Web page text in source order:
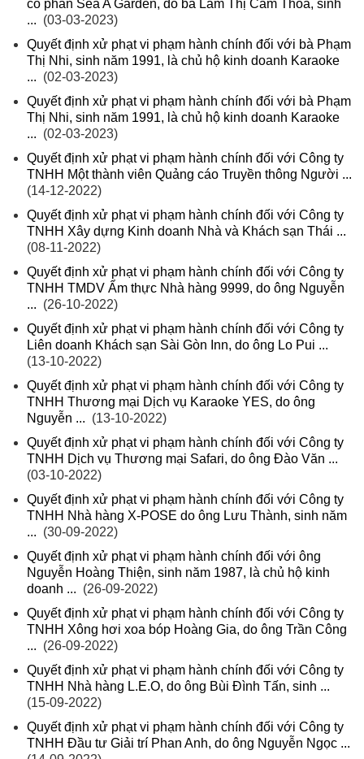
cổ phần Sea A Garden, do bà Lâm Thị Cẩm Thoa, sinh
... (03-03-2023)
Quyết định xử phạt vi phạm hành chính đối với bà Phạm
Thị Nhi, sinh năm 1991, là chủ hộ kinh doanh Karaoke
... (02-03-2023)
Quyết định xử phạt vi phạm hành chính đối với bà Phạm
Thị Nhi, sinh năm 1991, là chủ hộ kinh doanh Karaoke
... (02-03-2023)
Quyết định xử phạt vi phạm hành chính đối với Công ty
TNHH Một thành viên Quảng cáo Truyền thông Người ...
(14-12-2022)
Quyết định xử phạt vi phạm hành chính đối với Công ty
TNHH Xây dựng Kinh doanh Nhà và Khách sạn Thái ...
(08-11-2022)
Quyết định xử phạt vi phạm hành chính đối với Công ty
TNHH TMDV Ẩm thực Nhà hàng 9999, do ông Nguyễn
... (26-10-2022)
Quyết định xử phạt vi phạm hành chính đối với Công ty
Liên doanh Khách sạn Sài Gòn Inn, do ông Lo Pui ...
(13-10-2022)
Quyết định xử phạt vi phạm hành chính đối với Công ty
TNHH Thương mại Dịch vụ Karaoke YES, do ông
Nguyễn ... (13-10-2022)
Quyết định xử phạt vi phạm hành chính đối với Công ty
TNHH Dịch vụ Thương mại Safari, do ông Đào Văn ...
(03-10-2022)
Quyết định xử phạt vi phạm hành chính đối với Công ty
TNHH Nhà hàng X-POSE do ông Lưu Thành, sinh năm
... (30-09-2022)
Quyết định xử phạt vi phạm hành chính đối với ông
Nguyễn Hoàng Thiện, sinh năm 1987, là chủ hộ kinh
doanh ... (26-09-2022)
Quyết định xử phạt vi phạm hành chính đối với Công ty
TNHH Xông hơi xoa bóp Hoàng Gia, do ông Trần Công
... (26-09-2022)
Quyết định xử phạt vi phạm hành chính đối với Công ty
TNHH Nhà hàng L.E.O, do ông Bùi Đình Tấn, sinh ...
(15-09-2022)
Quyết định xử phạt vi phạm hành chính đối với Công ty
TNHH Đầu tư Giải trí Phan Anh, do ông Nguyễn Ngọc ...